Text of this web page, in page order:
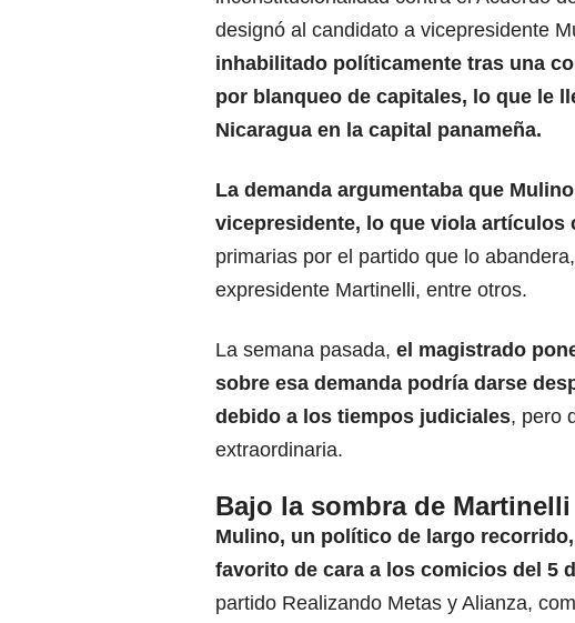
designó al candidato a vicepresidente
inhabilitado políticamente tras una
por blanqueo de capitales, lo que le
Nicaragua en la capital panameña.
La demanda argumentaba que
vicepresidente, lo que viola artículos
primarias por el partido que lo
expresidente Martinelli, entre otros.
La semana pasada, el magistrado
sobre esa demanda podría darse
debido a los tiempos judiciales, pero
extraordinaria.
Bajo la sombra de Martinelli
Mulino, un político de largo
favorito de cara a los comicios del 5
partido Realizando Metas y Alianza,